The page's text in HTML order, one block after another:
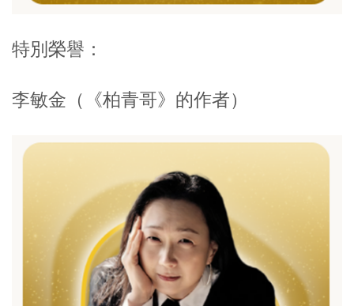
特別榮譽：
李敏金 （《柏青哥》的作者）